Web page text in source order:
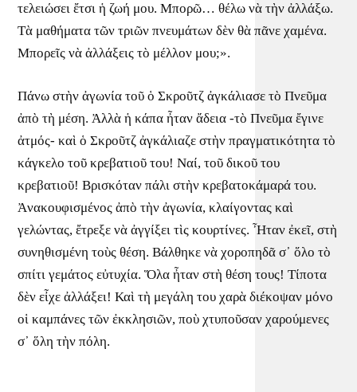
τελειώσει ἔτσι ἡ ζωή μου. Μπορῶ… θέλω νὰ τὴν ἀλλάξω.
Τὰ μαθήματα τῶν τριῶν πνευμάτων δὲν θὰ πᾶνε χαμένα.
Μπορεῖς νὰ ἀλλάξεις τὸ μέλλον μου;».
Πάνω στὴν ἀγωνία τοῦ ὁ Σκροῦτζ ἀγκάλιασε τὸ Πνεῦμα
ἀπὸ τὴ μέση. Ἀλλὰ ἡ κάπα ἦταν ἄδεια -τὸ Πνεῦμα ἔγινε
ἀτμός- καὶ ὁ Σκροῦτζ ἀγκάλιαζε στὴν πραγματικότητα τὸ
κάγκελο τοῦ κρεβατιοῦ του! Ναί, τοῦ δικοῦ του
κρεβατιοῦ! Βρισκόταν πάλι στὴν κρεβατοκάμαρά του.
Ἀνακουφισμένος ἀπὸ τὴν ἀγωνία, κλαίγοντας καὶ
γελώντας, ἔτρεξε νὰ ἀγγίξει τὶς κουρτίνες. Ἦταν ἐκεῖ, στὴ
συνηθισμένη τοὺς θέση. Βάλθηκε νὰ χοροπηδᾶ σ᾿ ὅλο τὸ
σπίτι γεμάτος εὐτυχία. Ὅλα ἦταν στὴ θέση τους! Τίποτα
δὲν εἶχε ἀλλάξει! Καὶ τὴ μεγάλη του χαρὰ διέκοψαν μόνο
οἱ καμπάνες τῶν ἐκκλησιῶν, ποὺ χτυποῦσαν χαρούμενες
σ᾿ ὅλη τὴν πόλη.